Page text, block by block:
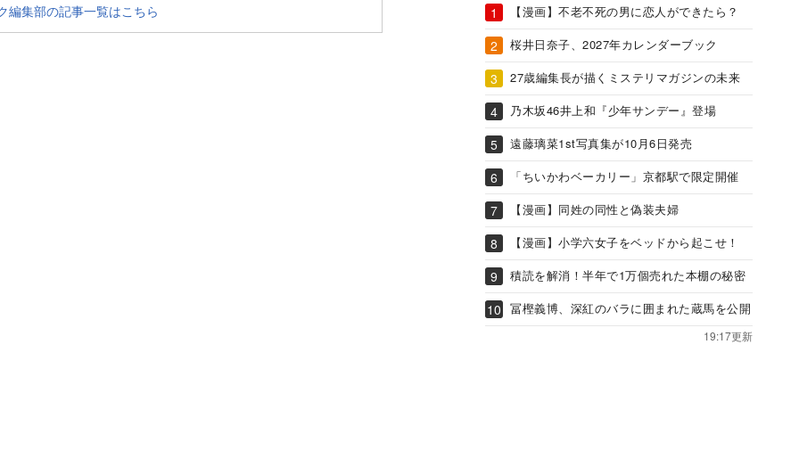
編集部の記事一覧はこちら
【漫画】不老不死の男に恋人ができたら？
桜井日奈子、2027年カレンダーブック
27歳編集長が描くミステリマガジンの未来
乃木坂46井上和『少年サンデー』登場
遠藤璃菜1st写真集が10月6日発売
「ちいかわベーカリー」京都駅で限定開催
【漫画】同姓の同性と偽装夫婦
【漫画】小学六女子をベッドから起こせ！
積読を解消！半年で1万個売れた本棚の秘密
冨樫義博、深紅のバラに囲まれた蔵馬を公開
19:17更新